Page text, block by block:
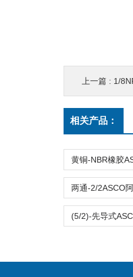
上一篇 : 1/
相关产品：